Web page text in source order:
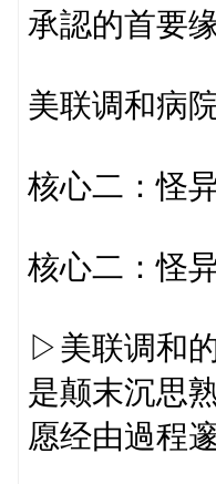
承認的首要
美联调和病
核心二：怪
核心二：怪
▷美联调和
是颠末沉思
愿经由過程